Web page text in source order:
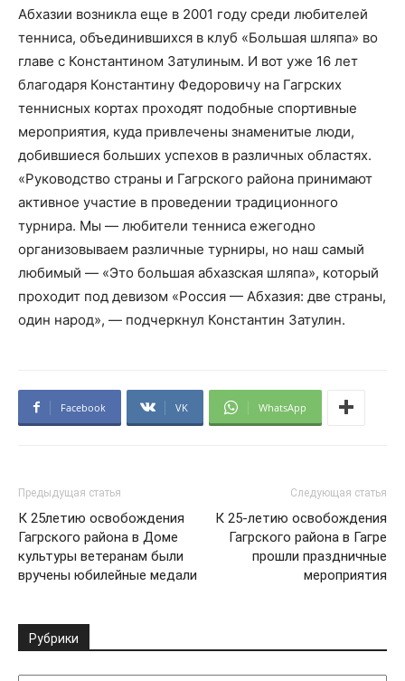
Абхазии возникла еще в 2001 году среди любителей
тенниса, объединившихся в клуб «Большая шляпа» во
главе с Константином Затулиным. И вот уже 16 лет
благодаря Константину Федоровичу на Гагрских
теннисных кортах проходят подобные спортивные
мероприятия, куда привлечены знаменитые люди,
добившиеся больших успехов в различных областях.
«Руководство страны и Гагрского района принимают
активное участие в проведении традиционного
турнира. Мы — любители тенниса ежегодно
организовываем различные турниры, но наш самый
любимый — «Это большая абхазская шляпа», который
проходит под девизом «Россия — Абхазия: две страны,
один народ», — подчеркнул Константин Затулин.
Facebook VK WhatsApp
Предыдущая статья
К 25летию освобождения
Гагрского района в Доме
культуры ветеранам были
вручены юбилейные медали
Следующая статья
К 25-летию освобождения
Гагрского района в Гагре
прошли праздничные
мероприятия
Рубрики
Рубрики